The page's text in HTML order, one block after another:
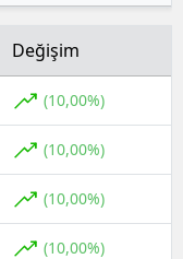
Değişim
(10,00%)
(10,00%)
(10,00%)
(10,00%)